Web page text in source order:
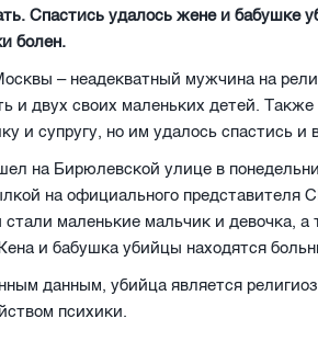
Спастись удалось жене и бабушке
болен.
– неадекватный мужчина на
и двух своих маленьких детей.
и супругу, но им удалось спастись и
на Бирюлевской улице в
на официального представителя
маленькие мальчик и девочка, а
и бабушка убийцы находятся
данным, убийца является
психики.